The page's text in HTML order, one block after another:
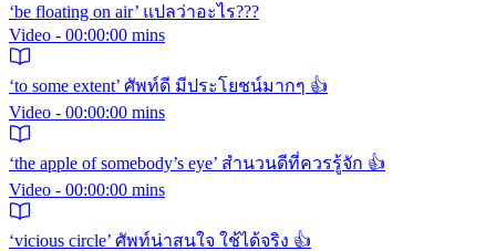
‘be floating on air’ แปลว่าอะไร???
Video - 00:00:00 mins
‘to some extent’ ศัพท์ดี มีประโยชน์มากๆ 👍
Video - 00:00:00 mins
‘the apple of somebody’s eye’ สำนวนดีที่ควรรู้จัก 👍
Video - 00:00:00 mins
‘vicious circle’ ศัพท์น่าสนใจ ใช้ได้จริง 👍